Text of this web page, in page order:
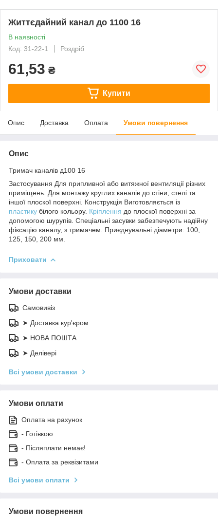
Життєдайний канал до 1100 16
В наявності
Код: 31-22-1
Роздріб
61,53 ₴
Купити
Опис Доставка Оплата Умови повернення
Опис
Тримач каналів д100 16
Застосування Для припливної або витяжної вентиляції різних
приміщень. Для монтажу круглих каналів до стіни, стелі та
іншої плоскої поверхні. Конструкція Виготовляється із
пластику білого кольору. Кріплення до плоскої поверхні за
допомогою шурупів. Спеціальні засувки забезпечують надійну
фіксацію каналу, з тримачем. Приєднувальні діаметри: 100,
125, 150, 200 мм.
Приховати
Умови доставки
Самовивіз
➤ Доставка кур'єром
➤ НОВА ПОШТА
➤ Делівері
Всі умови доставки
Умови оплати
Оплата на рахунок
- Готівкою
- Післяплати немає!
- Оплата за реквізитами
Всі умови оплати
Умови повернення